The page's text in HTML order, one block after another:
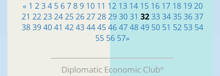
« 1 2 3 4 5 6 7 8 9 10 11 12 13 14 15 16 17 18 19 20
21 22232425262728293031 323334353637
38394041 4243444546474849 50 51 52 53 54
55 56 57»
Diplomatic Economic Club®